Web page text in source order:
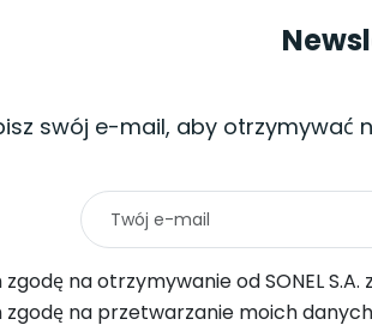
swój e-mail, aby otrzymywać
od SONEL S.A. z siedzibą w ul. Wokulskiego 11, 58-100 Świdnica informacji handlowych drogą elektroniczną (na
moich danych osobowych (adres e-mail) przez SONEL S.A. z siedzibą w ul. Wokulskiego 11, 58-100 Świdnica, w celu wysyłki